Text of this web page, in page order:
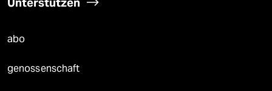
abo
genossenschaft